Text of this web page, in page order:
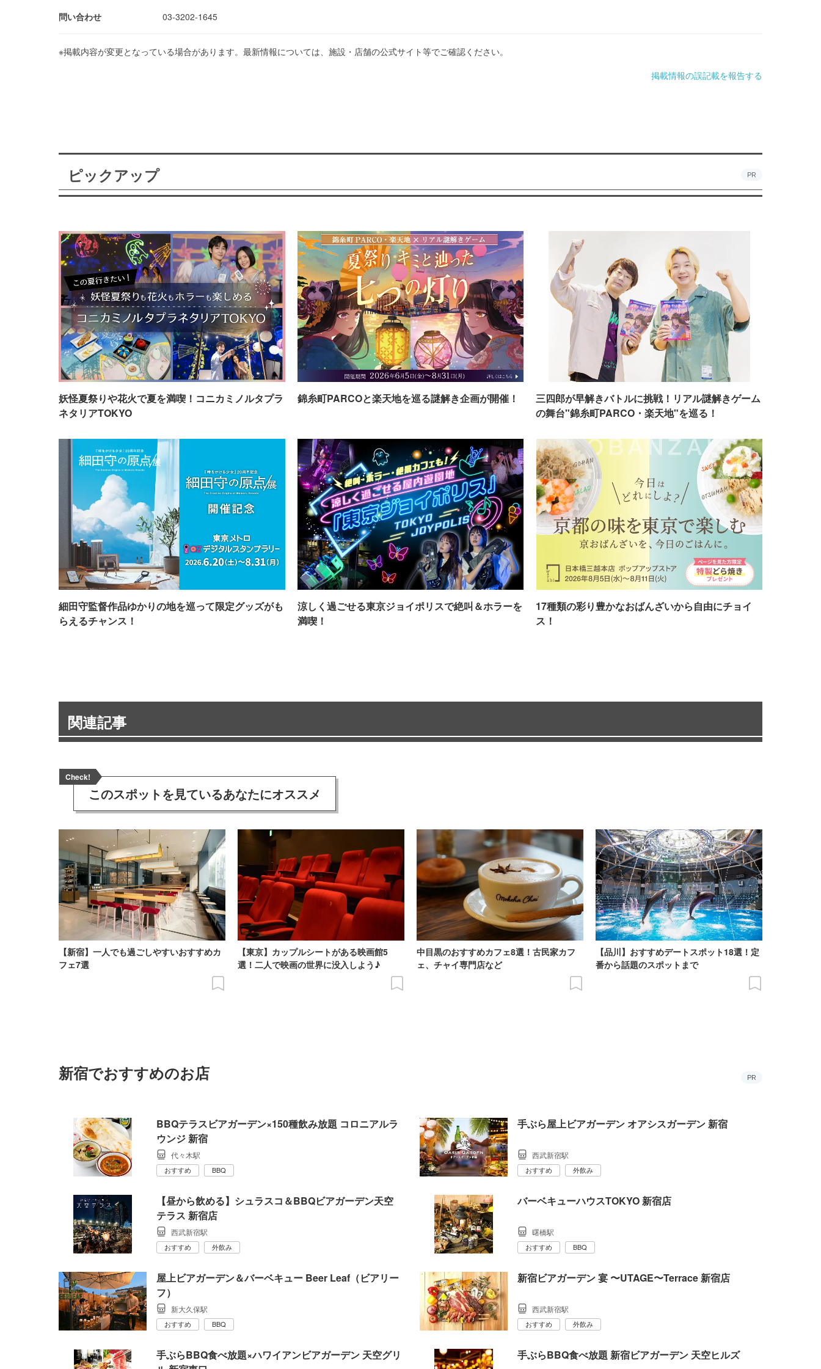
問い合わせ 03-3202-1645
※掲載内容が変更となっている場合があります。最新情報については、施設・店舗の公式サイト等でご確認ください。
掲載情報の誤記載を報告する
ピックアップ PR
妖怪夏祭りや花火で夏を満喫！コニカミノルタプラ
ネタリアTOKYO
錦糸町PARCOと楽天地を巡る謎解き企画が開催！
三四郎が早解きバトルに挑戦！リアル謎解きゲーム
の舞台"錦糸町PARCO・楽天地"を巡る！
細田守監督作品ゆかりの地を巡って限定グッズがも
らえるチャンス！
涼しく過ごせる東京ジョイポリスで絶叫＆ホラーを
満喫！
17種類の彩り豊かなおばんざいから自由にチョイ
ス！
関連記事
Check!
このスポットを見ているあなたにオススメ
【新宿】一人でも過ごしやすいおすすめカ
フェ7選
【東京】カップルシートがある映画館5
選！二人で映画の世界に没入しよう♪
中目黒のおすすめカフェ8選！古民家カフ
ェ、チャイ専門店など
【品川】おすすめデートスポット18選！定
番から話題のスポットまで
新宿でおすすめのお店 PR
BBQテラスビアガーデン×150種飲み放題 コロニアルラ
ウンジ 新宿
代々木駅
おすすめ BBQ
手ぶら屋上ビアガーデン オアシスガーデン 新宿
西武新宿駅
おすすめ 外飲み
【昼から飲める】シュラスコ＆BBQビアガーデン天空
テラス 新宿店
西武新宿駅
おすすめ 外飲み
バーベキューハウスTOKYO 新宿店
曙橋駅
おすすめ BBQ
屋上ビアガーデン＆バーベキュー Beer Leaf（ビアリー
フ）
新大久保駅
おすすめ BBQ
新宿ビアガーデン 宴 〜UTAGE〜Terrace 新宿店
西武新宿駅
おすすめ 外飲み
手ぶらBBQ食べ放題×ハワイアンビアガーデン 天空グリ
手ぶらBBQ食べ放題 新宿ビアガーデン 天空ヒルズ